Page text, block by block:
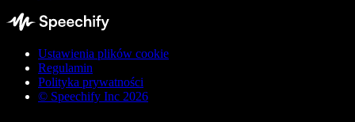
Ustawienia plików cookie
Regulamin
Polityka prywatności
© Speechify Inc 2026